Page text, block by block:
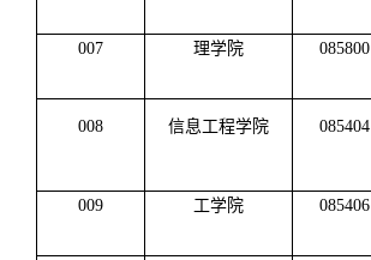
007 理学院 085800
008 信息工程学院 085404
009 工学院 085406